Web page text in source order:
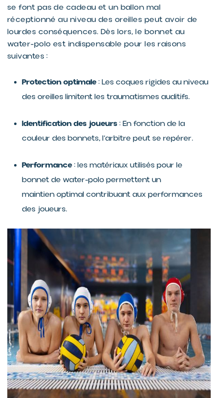
se font pas de cadeau et un ballon mal
réceptionné au niveau des oreilles peut avoir de
lourdes conséquences. Dès lors, le bonnet au
water-polo est indispensable pour les raisons
suivantes :
Protection optimale : Les coques rigides au niveau
des oreilles limitent les traumatismes auditifs.
Identification des joueurs : En fonction de la
couleur des bonnets, l’arbitre peut se repérer.
Performance : les matériaux utilisés pour le
bonnet de water-polo permettent un
maintien optimal contribuant aux performances
des joueurs.